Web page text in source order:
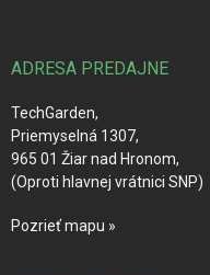
ADRESA PREDAJNE
TechGarden,
Priemyselná 1307,
965 01 Žiar nad Hronom,
(Oproti hlavnej vrátnici SNP)
Pozrieť mapu »